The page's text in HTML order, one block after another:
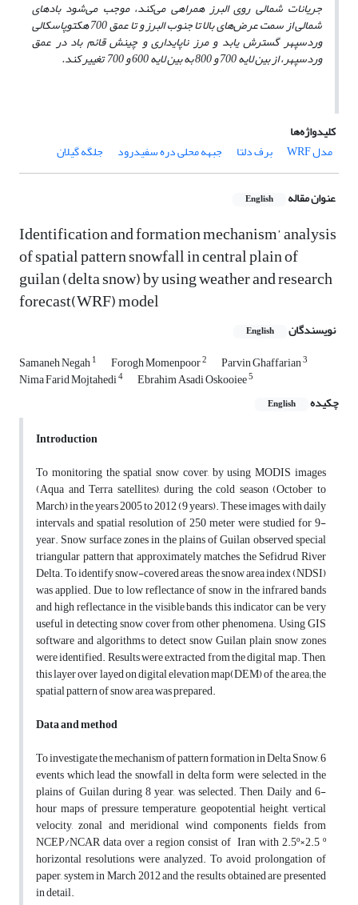
جریانات شمالی روی البرز‌ همراهی می‌کند، موجب می‌شود باد‌های
شمالی از سمت عرض‌های بالا تا جنوب البرز و تا عمق 700 هکتوپاسکالی
وردسپهر گسترش یابد و مرز ناپایداری و چینش قائم باد در عمق
وردسپهر، از بین لایه 700 و 800 به بین لایه 600 و 700 تغییر ‌کند.
کلیدواژه‌ها
مدل WRF
برف دلتا جبهه محلی دره سفیدرود جلگه گیلان
عنوان مقاله English
Identification and formation mechanism’ analysis
of spatial pattern snowfall in central plain of
guilan (delta snow) by using weather and research
forecast(WRF) model
نویسندگان English
Samaneh Negah1 Forogh Momenpoor2 Parvin Ghaffarian3
Nima Farid Mojtahedi4 Ebrahim Asadi Oskooiee5
چکیده English
Introduction
To monitoring the spatial snow cover, by using MODIS images
(Aqua and Terra satellites), during the cold season (October to
March) in the years 2005 to 2012 (9 years). These images, with daily
intervals and spatial resolution of 250 meter were studied for 9-
year. Snow surface zones in the plains of Guilan observed special
triangular pattern that approximately matches the Sefidrud River
Delta. To identify snow-covered areas, the snow area index (NDSI)
was applied. Due to low reflectance of snow in the infrared bands
and high reflectance in the visible bands, this indicator can be very
useful in detecting snow cover from other phenomena. Using GIS
software and algorithms to detect snow Guilan plain snow zones
were identified. Results were extracted from the digital map. Then,
this layer over layed on digital elevation map(DEM) of the area; the
spatial pattern of snow area was prepared.
Data and method
To investigate the mechanism of pattern formation in Delta Snow, 6
events which lead the snowfall in delta form were selected, in the
plains of Guilan during 8 year, was selected. Then, Daily and 6-
hour maps of pressure, temperature, geopotential height, vertical
velocity, zonal and meridional wind components fields from
NCEP/NCAR data over a region consist of Iran with 2.5º×2.5 º
horizontal resolutions were analyzed. To avoid prolongation of
paper, system in March 2012 and the results obtained are presented
in detail.